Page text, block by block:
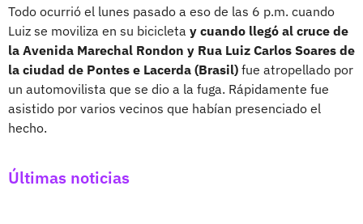
Todo ocurrió el lunes pasado a eso de las 6 p.m. cuando
Luiz se moviliza en su bicicleta y cuando llegó al cruce de
la Avenida Marechal Rondon y Rua Luiz Carlos Soares de
la ciudad de Pontes e Lacerda (Brasil) fue atropellado por
un automovilista que se dio a la fuga. Rápidamente fue
asistido por varios vecinos que habían presenciado el
hecho.
Últimas noticias